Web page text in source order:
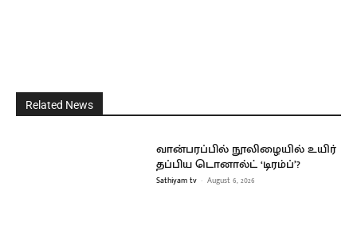
Related News
வான்பரப்பில் நூலிழையில் உயிர்
தப்பிய டொனால்ட் ‘டிரம்ப்’?
Sathiyam tv - August 6, 2026